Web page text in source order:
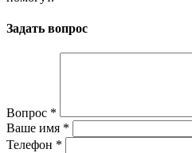
Задать вопрос
Вопрос *
Ваше имя *
Телефон *